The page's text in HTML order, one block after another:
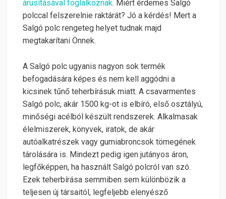
árusításával foglalkoznak. Miért érdemes Salgó
polccal felszerelnie raktárát? Jó a kérdés! Mert a
Salgó polc rengeteg helyet tudnak majd
megtakarítani Önnek.
A Salgó polc ugyanis nagyon sok termék
befogadására képes és nem kell aggódni a
kicsinek tűnő teherbírásuk miatt. A csavarmentes
Salgó polc, akár 1500 kg-ot is elbíró, első osztályú,
minőségi acélból készült rendszerek. Alkalmasak
élelmiszerek, könyvek, iratok, de akár
autóalkatrészek vagy gumiabroncsok tömegének
tárolására is. Mindezt pedig igen jutányos áron,
legfőképpen, ha használt Salgó polcról van szó.
Ezek teherbírása semmiben sem különbözik a
teljesen új társaitól, legfeljebb elenyésző